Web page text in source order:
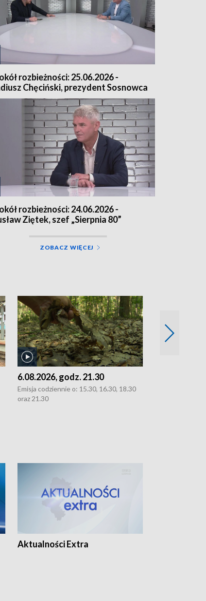
rozbieżności: 25.06.2026 -
Chęciński, prezydent Sosnowca
rozbieżności: 24.06.2026 -
Ziętek, szef „Sierpnia 80”
ZOBACZ WIĘCEJ
6.08.2026, godz. 21.30
Emisja codziennie o: 15.30, 16.30, 18.30
oraz 21.30
Aktualności Extra